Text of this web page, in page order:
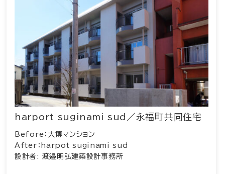
harport suginami sud／永福町共同住宅
Before：大博マンション
After：harpot suginami sud
設計者: 渡邉明弘建築設計事務所